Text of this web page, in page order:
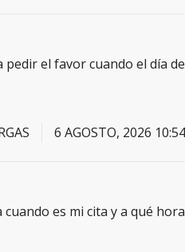
el favor cuando el día
6 AGOSTO, 2026
es mi cita y a qué